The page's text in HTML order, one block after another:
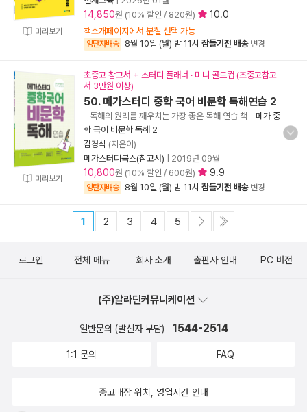
미리보기
14,850원 (10% 할인 / 820원) 10.0
책소개페이지에서 분철 선택 가능
양탄자배송 8월 10일 (월) 밤 11시 잠들기전 배송 변경
미리보기
초중고 참고서 + 스터디 플래너 · 미니 콜드컵 (초중고참고
서 3만원 이상)
50. 메가스터디 중학 국어 비문학 독해연습 2
- 독해의 원리를 깨우치는 가장 좋은 독해 연습 책 - 메가 중
학 국어 비문학 독해 2
김경식 (지은이)
메가스터디북스(참고서)
2019년 09월
10,800원 (10% 할인 / 600원) 9.9
양탄자배송 8월 10일 (월) 밤 11시 잠들기전 배송 변경
1 2 3 4 5
로그인 전체 메뉴 회사 소개 출판사 안내 PC 버전
(주)알라딘커뮤니케이션
일반문의 (발신자 부담) 1544-2514
1:1 문의 FAQ
중고매장 위치, 영업시간 안내